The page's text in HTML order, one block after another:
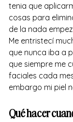
tenia que
cosas para
de la nada
Me entristecí
que nunca iba a
que siempre me
faciales cada
embargo mi piel
Qué hacer